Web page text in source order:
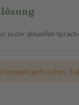
in der aktuellen
gefunden.